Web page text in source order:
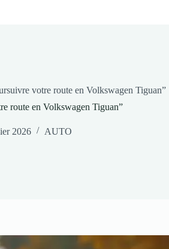
votre route en Volkswagen Tiguan”
route en Volkswagen Tiguan”
2026 AUTO